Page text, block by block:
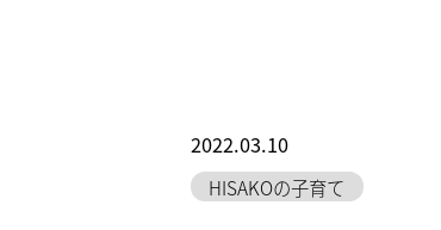
2022.03.10
HISAKOの子育て